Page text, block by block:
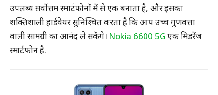
उपलब्ध सर्वोत्तम स्मार्टफोनों में से एक बनाता है, और इसका
शक्तिशाली हार्डवेयर सुनिश्चित करता है कि आप उच्च गुणवत्ता
वाली सामग्री का आनंद ले सकेंगे। Nokia 6600 5G एक मिडरेंज
स्मार्टफोन है.